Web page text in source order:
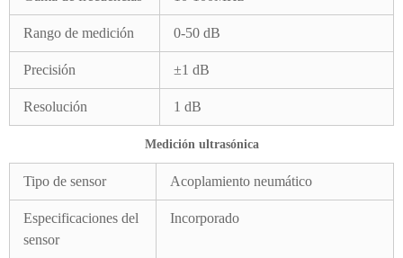
Rango de medición 0-50 dB
Precisión ±1 dB
Resolución 1 dB
Medición ultrasónica
Tipo de sensor Acoplamiento neumático
Especificaciones del
sensor
Incorporado